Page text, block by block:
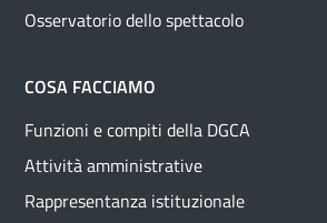
Osservatorio dello spettacolo
COSA FACCIAMO
Funzioni e compiti della DGCA
Attività amministrative
Rappresentanza istituzionale